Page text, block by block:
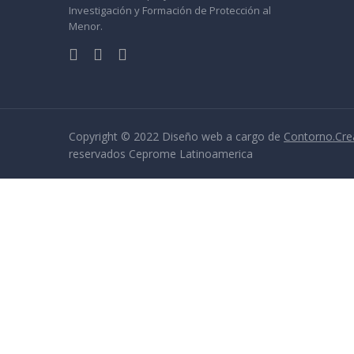
Investigación y Formación de Protección al
Menor.
Copyright © 2022 Diseño web a cargo de
reservados Ceprome Latinoamerica